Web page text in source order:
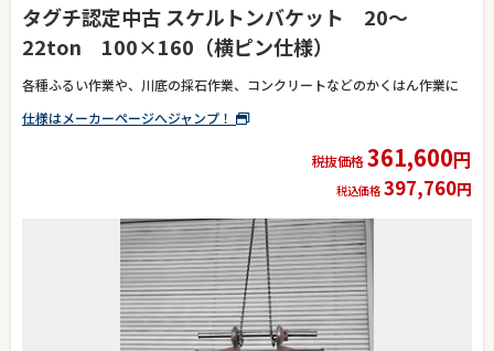
タグチ認定中古 スケルトンバケット 20〜
22ton 100×160（横ピン仕様）
各種ふるい作業や、川底の採石作業、コンクリートなどのかくはん作業に
仕様はメーカーページへジャンプ！
税抜価格361,600円
税込価格 397,760円